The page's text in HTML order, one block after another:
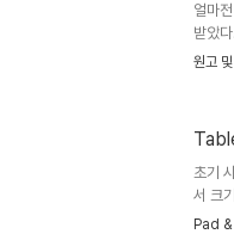
얼마
받았
였다.
것으
것이
원고
초기
서 크
세는
Pad